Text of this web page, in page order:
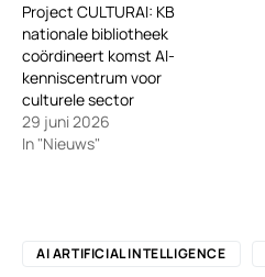
Project CULTURAI: KB
nationale bibliotheek
coördineert komst AI-
kenniscentrum voor
culturele sector
29 juni 2026
In "Nieuws"
AI ARTIFICIAL INTELLIGENCE